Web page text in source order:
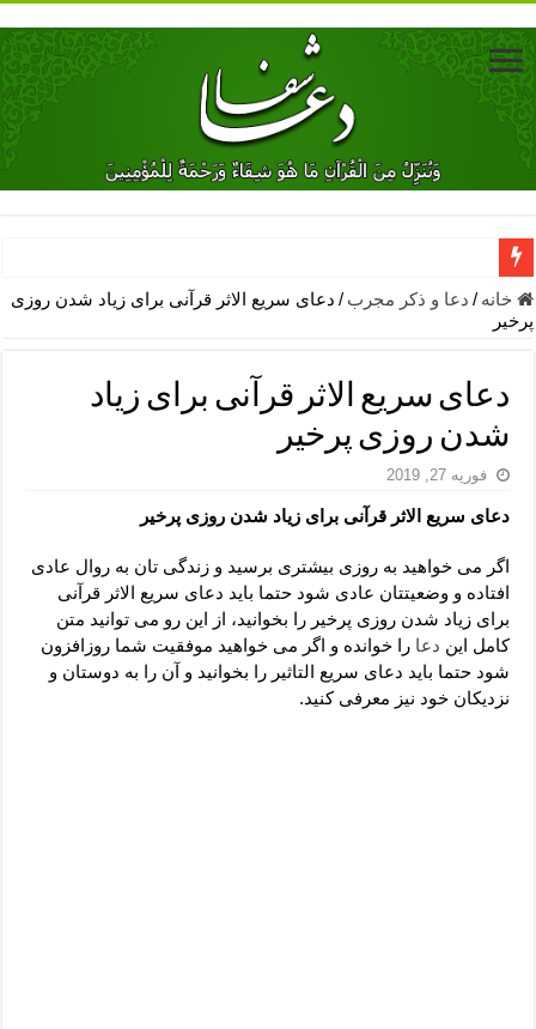
دعای جلب محبت فوری معشوق – دعای جلب محبت شوهر
دعای مشکل گشا برای رفع فقر – ذکرهای روزی‌ بخش
معجزات دعای یا من اظهر الجمیل – دعای یا من اظهر الجمیل برای
مهم ترین اذکار الهی و فضیلت آن ها – ذکر مخصوص مستجاب الدعوه
دعا برای ترس بچه ها در خواب – دعای ترس و بی خوابی کودکان
نماز حاجت برای کار گشایی- دعای رفع مشکلات و طلب حاجت
لا حول ولا قوة الا بالله برای چشم زخم – دعای چشم زخم ماشاالله
دعای قوی رفع ترس – دعای مجرب برای آرامش قلب و رفع اضطراب
دعا برای پولدار شدن در یک روز – دعای ثروت حضرت سلیمان
خانه / دعا و ذکر مجرب / دعای سریع الاثر قرآنی برای زیاد شدن روزی
پرخیر
دعای سریع الاثر قرآنی برای زیاد
شدن روزی پرخیر
فوریه 27, 2019
دعای سریع الاثر قرآنی برای زیاد شدن روزی پرخیر
اگر می خواهید به روزی بیشتری برسید و زندگی تان به روال عادی
افتاده و وضعیتتان عادی شود حتما باید دعای سریع الاثر قرآنی
برای زیاد شدن روزی پرخیر را بخوانید، از این رو می توانید متن
کامل این دعا را خوانده و اگر می خواهید موفقیت شما روزافزون
شود حتما باید دعای سریع التاثیر را بخوانید و آن را به دوستان و
نزدیکان خود نیز معرفی کنید.